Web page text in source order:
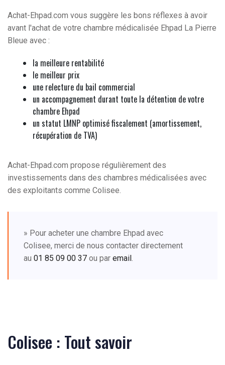
Achat-Ehpad.com vous suggère les bons réflexes à avoir
avant l'achat de votre chambre médicalisée Ehpad La Pierre
Bleue avec :
la meilleure rentabilité
le meilleur prix
une relecture du bail commercial
un accompagnement durant toute la détention de votre
chambre Ehpad
un statut LMNP optimisé fiscalement (amortissement,
récupération de TVA)
Achat-Ehpad.com propose régulièrement des
investissements dans des chambres médicalisées avec
des exploitants comme Colisee.
» Pour acheter une chambre Ehpad avec
Colisee, merci de nous contacter directement
au 01 85 09 00 37 ou par email .
Colisee : Tout savoir